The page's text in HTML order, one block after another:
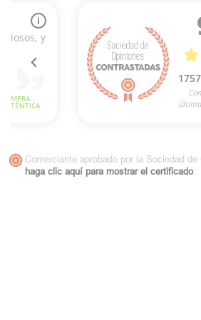
Comerciante aprobado por la Sociedad de
haga clic aquí para mostrar el certificado.